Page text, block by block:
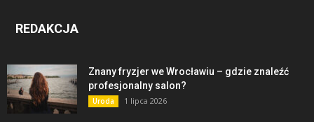
REDAKCJA
Znany fryzjer we Wrocławiu – gdzie znaleźć
profesjonalny salon?
Uroda 1 lipca 2026